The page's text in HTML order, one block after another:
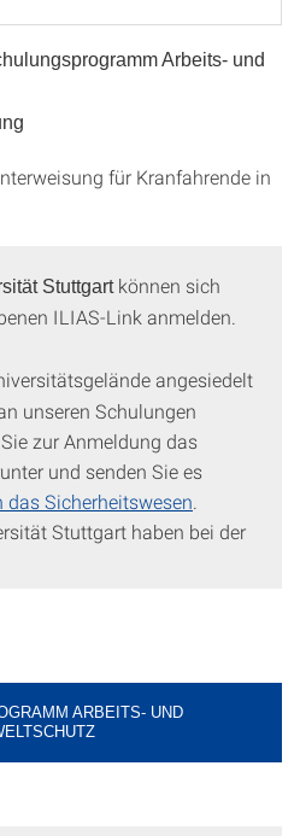
Arbeits- und
für Kranfahrende in
Stuttgart können sich
ILIAS-Link anmelden.
angesiedelt
unseren Schulungen
zur Anmeldung das
und senden Sie es
das Sicherheitswesen
Stuttgart haben bei der
ARBEITS- UND